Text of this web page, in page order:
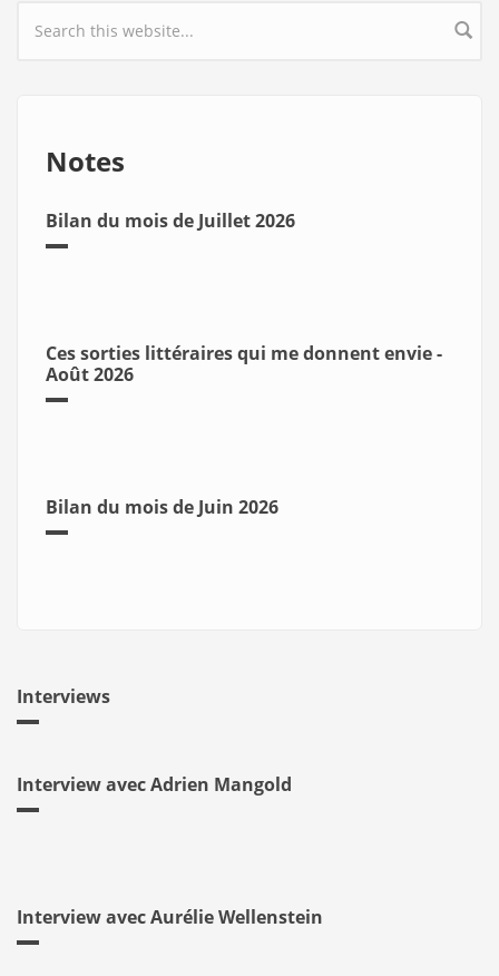
Search form
Notes
Bilan du mois de Juillet 2026
Ces sorties littéraires qui me donnent envie -
Août 2026
Bilan du mois de Juin 2026
Interviews
Interview avec Adrien Mangold
Interview avec Aurélie Wellenstein